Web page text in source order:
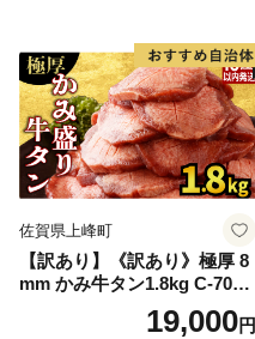
厚切り タン
佐賀県上峰町
【訳あり】《訳あり》極厚 8
mm かみ牛タン1.8kg C-709-
19,000円